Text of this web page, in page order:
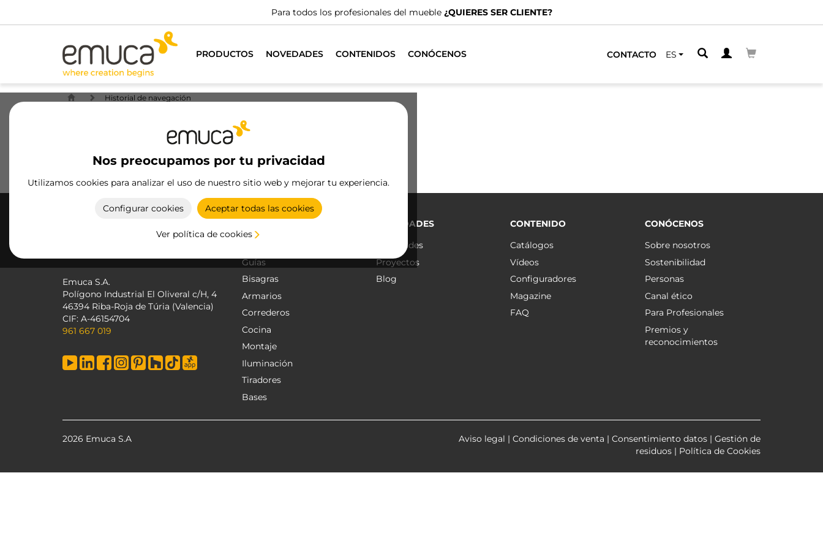
Para todos los profesionales del mueble ¿QUIERES SER CLIENTE?
PRODUCTOS NOVEDADES CONTENIDOS CONÓCENOS CONTACTO ES
Nos preocupamos por tu privacidad
Utilizamos cookies para analizar el uso de nuestro sitio web y mejorar tu experiencia.
Configurar cookies Aceptar todas las cookies
Ver política de cookies
Historial de navegación
Historial de navegación
Emuca S.A.
Polígono Industrial El Oliveral c/H, 4
46394 Riba-Roja de Túria (Valencia)
CIF: A-46154704
961 667 019
Guías
Bisagras
Armarios
Correderos
Cocina
Montaje
Iluminación
Tiradores
Bases
NOVEDADES
Novedades
Proyectos
Blog
CONTENIDO
Catálogos
Vídeos
Configuradores
Magazine
FAQ
CONÓCENOS
Sobre nosotros
Sostenibilidad
Personas
Canal ético
Para Profesionales
Premios y
reconocimientos
2026 Emuca S.A Aviso legal | Condiciones de venta | Consentimiento datos | Gestión de
residuos | Política de Cookies